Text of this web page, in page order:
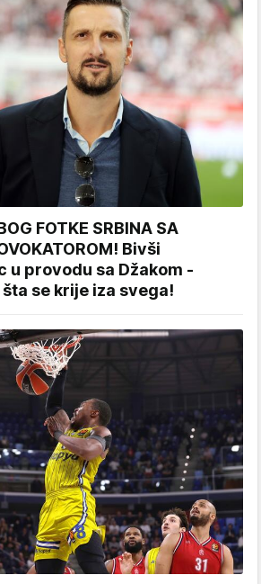
FOTKE SRBINA SA
Bivši
u provodu sa Džakom -
se krije iza svega!